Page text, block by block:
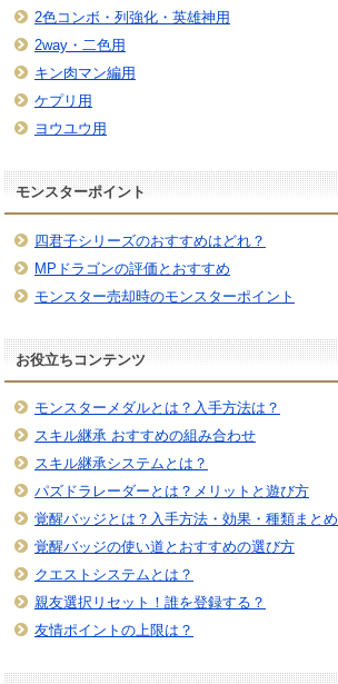
2色コンボ・列強化・英雄神用
2way・二色用
キン肉マン編用
ケプリ用
ヨウユウ用
モンスターポイント
四君子シリーズのおすすめはどれ？
MPドラゴンの評価とおすすめ
モンスター売却時のモンスターポイント
お役立ちコンテンツ
モンスターメダルとは？入手方法は？
スキル継承 おすすめの組み合わせ
スキル継承システムとは？
パズドラレーダーとは？メリットと遊び方
覚醒バッジとは？入手方法・効果・種類まとめ
覚醒バッジの使い道とおすすめの選び方
クエストシステムとは？
親友選択リセット！誰を登録する？
友情ポイントの上限は？